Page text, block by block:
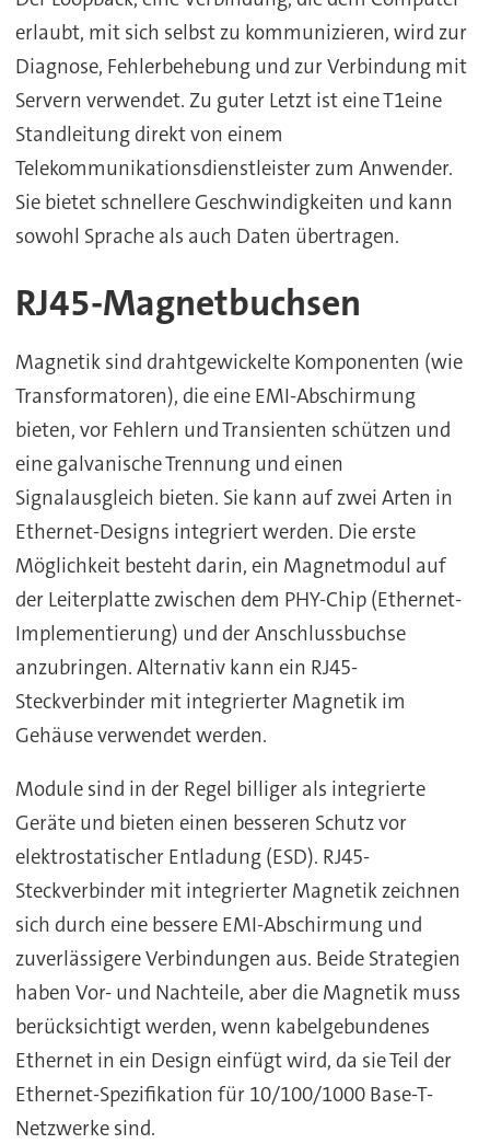
erlaubt, mit sich selbst zu kommunizieren, wird zur
Diagnose, Fehlerbehebung und zur Verbindung mit
Servern verwendet. Zu guter Letzt ist eine T1eine
Standleitung direkt von einem
Telekommunikationsdienstleister zum Anwender.
Sie bietet schnellere Geschwindigkeiten und kann
sowohl Sprache als auch Daten übertragen.
RJ45-Magnetbuchsen
Magnetik sind drahtgewickelte Komponenten (wie
Transformatoren), die eine EMI-Abschirmung
bieten, vor Fehlern und Transienten schützen und
eine galvanische Trennung und einen
Signalausgleich bieten. Sie kann auf zwei Arten in
Ethernet-Designs integriert werden. Die erste
Möglichkeit besteht darin, ein Magnetmodul auf
der Leiterplatte zwischen dem PHY-Chip (Ethernet-
Implementierung) und der Anschlussbuchse
anzubringen. Alternativ kann ein RJ45-
Steckverbinder mit integrierter Magnetik im
Gehäuse verwendet werden.
Module sind in der Regel billiger als integrierte
Geräte und bieten einen besseren Schutz vor
elektrostatischer Entladung (ESD). RJ45-
Steckverbinder mit integrierter Magnetik zeichnen
sich durch eine bessere EMI-Abschirmung und
zuverlässigere Verbindungen aus. Beide Strategien
haben Vor- und Nachteile, aber die Magnetik muss
berücksichtigt werden, wenn kabelgebundenes
Ethernet in ein Design einfügt wird, da sie Teil der
Ethernet-Spezifikation für 10/100/1000 Base-T-
Netzwerke sind.